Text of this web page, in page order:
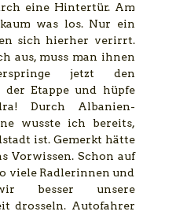
eine Hintertür. Am
was los. Nur ein
sich hierher verirrt.
aus, muss man ihnen
jetzt den
der Etappe und hüpfe
Durch Albanien-
wusste ich bereits,
ist. Gemerkt hätte
Vorwissen. Schon auf
viele Radlerinnen und
besser unsere
drosseln. Autofahrer